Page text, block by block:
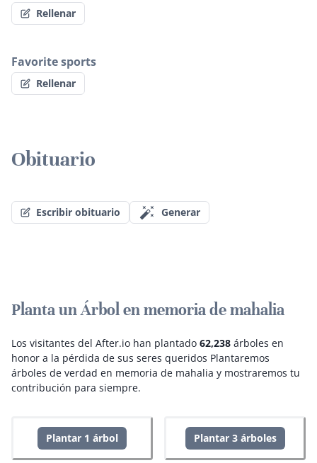
Rellenar
Favorite sports
Rellenar
Obituario
Escribir obituario Generar
Planta un Árbol en memoria de mahalia
Los visitantes del After.io han plantado 62,238 árboles en
honor a la pérdida de sus seres queridos Plantaremos
árboles de verdad en memoria de mahalia y mostraremos tu
contribución para siempre.
Plantar 1 árbol Plantar 3 árboles